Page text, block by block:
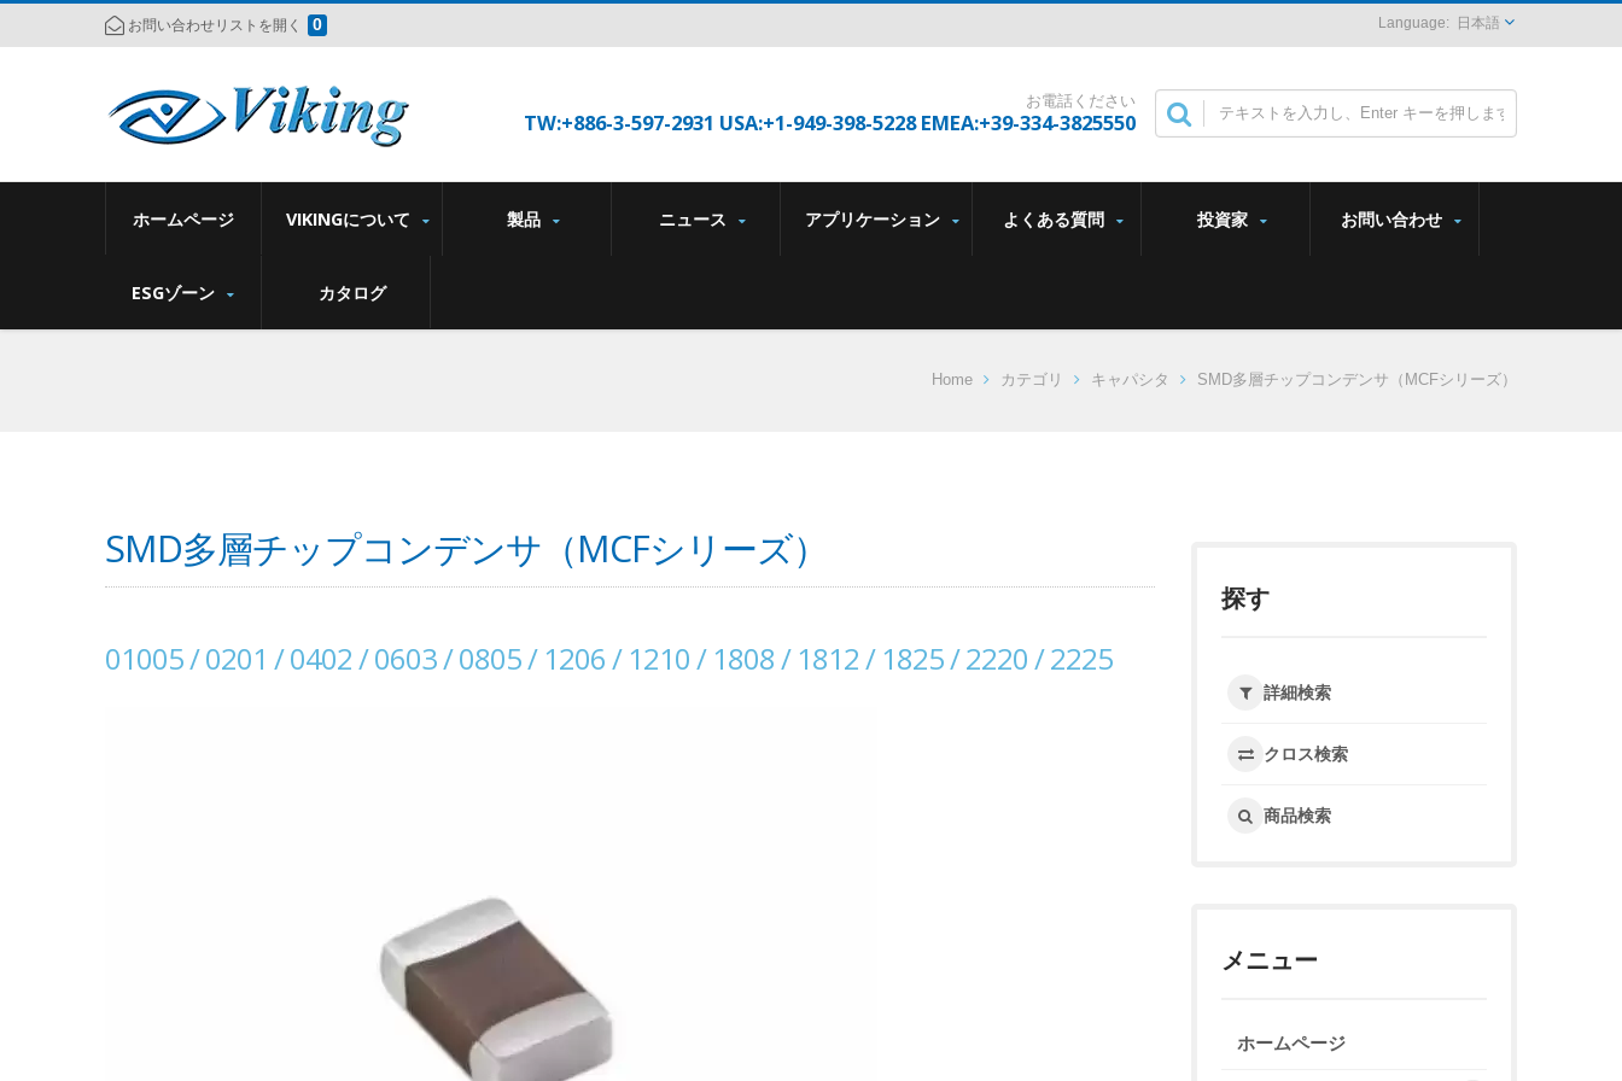
お問い合わせリストを開く 0 日本語
お電話ください
TW:+886-3-597-2931 USA:+1-949-398-5228 EMEA:+39-334-3825550
ホームページ VIKINGについて 製品 ニュース アプリケーション よくある質問 投資家 お問い合わせ
ESGゾーン カタログ
Home カテゴリ キャパシタ SMD多層チップコンデンサ（MCFシリーズ）
SMD多層チップコンデンサ（MCFシリーズ）
01005 / 0201 / 0402 / 0603 / 0805 / 1206 / 1210 / 1808 / 1812 / 1825 / 2220 / 2225
探す
詳細検索
クロス検索
商品検索
メニュー
ホームページ